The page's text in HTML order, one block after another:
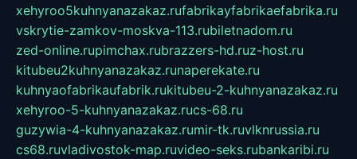
xehyroo5kuhnyanazakaz.rufabrikayfabrikaefabrika.ru
vskrytie-zamkov-moskva-113.rubiletnadom.ru
zed-online.rupimchax.rubrazzers-hd.ruz-host.ru
kitubeu2kuhnyanazakaz.runaperekate.ru
kuhnyaofabrikaufabrik.rukitubeu-2-kuhnyanazakaz.ru
xehyroo-5-kuhnyanazakaz.rucs-68.ru
guzywia-4-kuhnyanazakaz.rumir-tk.ruvlknrussia.ru
cs68.ruvladivostok-map.ruvideo-seks.rubankaribi.ru